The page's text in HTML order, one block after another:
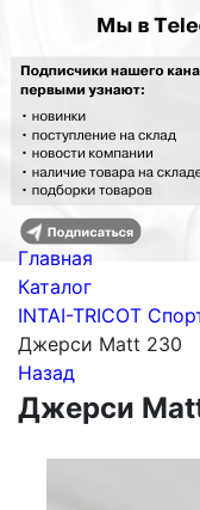
Главная
Каталог
INTAI-TRICOT
Джерси Matt 230
Назад
Джерси